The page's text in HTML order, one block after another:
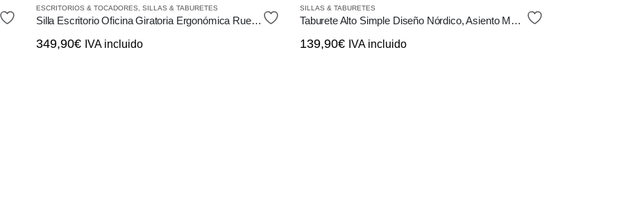
producto
múltiples
ESCRITORIOS & TOCADORES SILLAS & TABURETES
Silla Escritorio Oficina Giratoria Ergonómica Ruedas, en PU Metal
349,90€ IVA incluido
SILLAS & TABURETES
Taburete Alto Simple Diseño Nórdico, Asiento Madera Olmo
139,90€ IVA incluido